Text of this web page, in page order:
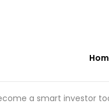
a smart investor